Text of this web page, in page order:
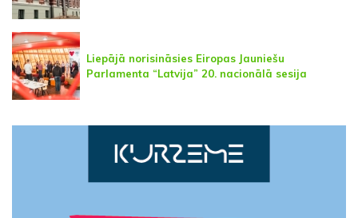
Liepājā norisināsies Eiropas Jauniešu
Parlamenta “Latvija” 20. nacionālā sesija